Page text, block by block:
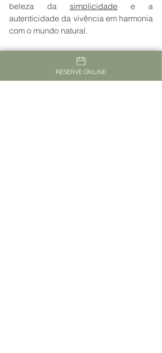
beleza da simplicidade e a
autenticidade da vivência em harmonia
com o mundo natural.
Atreve-se a experimentar?
RESERVE ONLINE